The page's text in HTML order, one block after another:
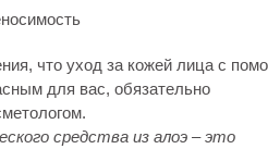
что уход за кожей лица с
для вас, обязательно
средства из алоэ – это